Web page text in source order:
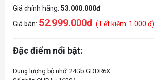
Giá chính hãng: 53.000.000đ
Giá bán: 52.999.000đ (Tiết kiệm: 1.000 đ)
Đặc điểm nổi bật:
Dung lượng bộ nhớ: 24Gb GDDR6X